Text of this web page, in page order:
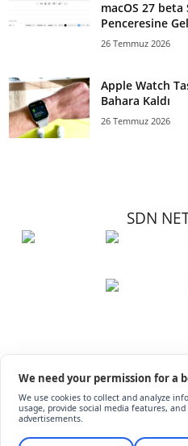
macOS 27
Penceresine
26 Temmuz 2026
Apple Watch
Bahara Kaldı
26 Temmuz 2026
SDN